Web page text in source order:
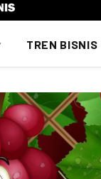
TREN BISNIS